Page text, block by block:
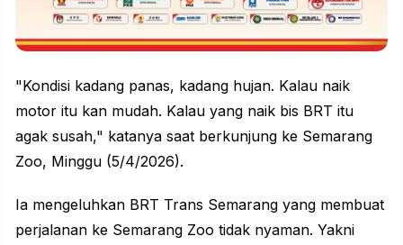
"Kondisi kadang panas, kadang hujan. Kalau naik
motor itu kan mudah. Kalau yang naik bis BRT itu
agak susah," katanya saat berkunjung ke Semarang
Zoo, Minggu (5/4/2026).
Ia mengeluhkan BRT Trans Semarang yang membuat
perjalanan ke Semarang Zoo tidak nyaman. Yakni